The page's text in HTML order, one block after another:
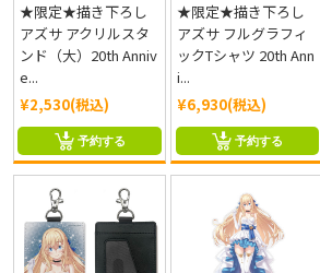
★限定★描き下ろし
アズサ アクリルスタ
ンド（大）20th Anniv
e...
¥2,530(税込)
予約する
★限定★描き下ろし
アズサ フルグラフィ
ックTシャツ 20th Ann
i...
¥6,930(税込)
予約する